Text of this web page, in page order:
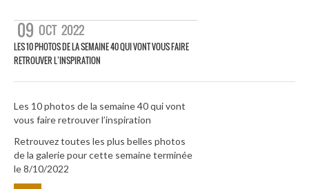
09 OCT 2022
LES 10 PHOTOS DE LA SEMAINE 40 QUI VONT VOUS FAIRE
RETROUVER L’INSPIRATION
Les 10 photos de la semaine 40 qui vont
vous faire retrouver l’inspiration
Retrouvez toutes les plus belles photos
de la galerie pour cette semaine terminée
le 8/10/2022